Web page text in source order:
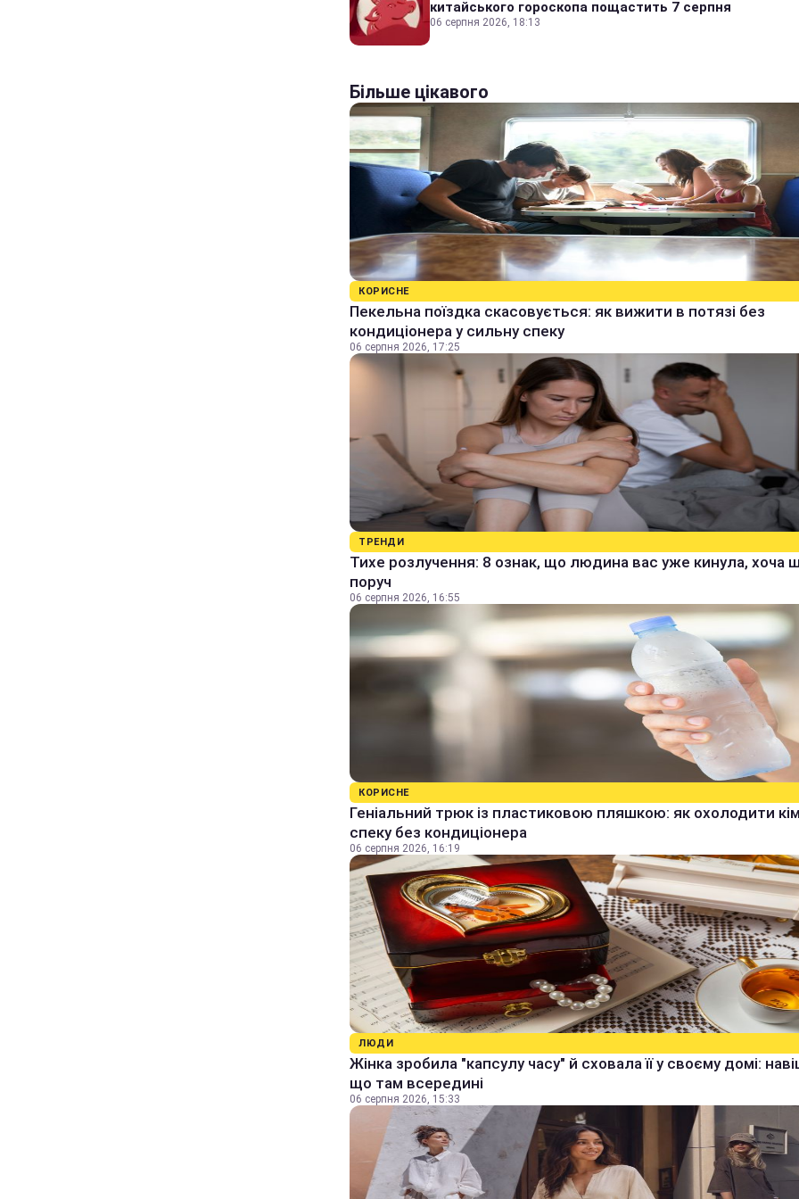
китайського гороскопа пощастить 7 серпня
06 серпня 2026, 18:13
Більше цікавого
КОРИСНЕ
Пекельна поїздка скасовується: як вижити в потязі без
кондиціонера у сильну спеку
06 серпня 2026, 17:25
ТРЕНДИ
Тихе розлучення: 8 ознак, що людина вас уже кинула, хоча
поруч
06 серпня 2026, 16:55
КОРИСНЕ
Геніальний трюк із пластиковою пляшкою: як охолодити
спеку без кондиціонера
06 серпня 2026, 16:19
ЛЮДИ
Жінка зробила "капсулу часу" й сховала її у своєму домі:
що там всередині
06 серпня 2026, 15:33